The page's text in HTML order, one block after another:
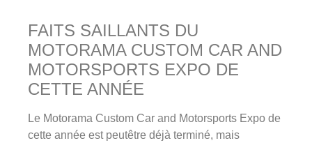
FAITS SAILLANTS DU
MOTORAMA CUSTOM CAR AND
MOTORSPORTS EXPO DE
CETTE ANNÉE
Le Motorama Custom Car and Motorsports Expo de
cette année est peutêtre déjà terminé, mais